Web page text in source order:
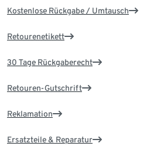
Kostenlose Rückgabe / Umtausch
Retourenetikett
30 Tage Rückgaberecht
Retouren-Gutschrift
Reklamation
Ersatzteile & Reparatur